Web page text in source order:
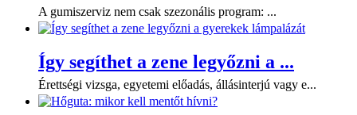
A gumiszerviz nem csak szezonális program: ...
Így segíthet a zene legyőzni a ...
Érettségi vizsga, egyetemi előadás, állásinterjú vagy e...